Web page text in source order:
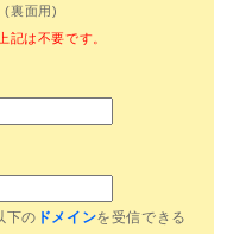
(裏面用)
記は不要です。
下の ドメインを受信できる